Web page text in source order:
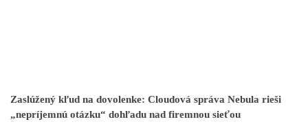
Zaslúžený kľud na dovolenke: Cloudová správa Nebula rieši
„nepríjemnú otázku“ dohľadu nad firemnou sieťou